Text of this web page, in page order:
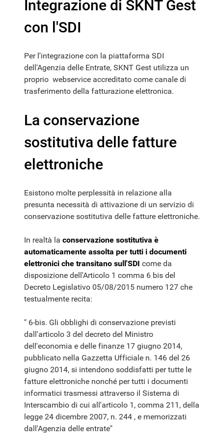
Integrazione di SKNT Gest
con l'SDI
Per l'integrazione con la piattaforma SDI
dell'Agenzia delle Entrate, SKNT Gest utilizza un
proprio webservice accreditato come canale di
trasferimento della fatturazione elettronica.
La conservazione
sostitutiva delle fatture
elettroniche
Esistono molte perplessità in relazione alla
presunta necessità di attivazione di un servizio di
conservazione sostitutiva delle fatture elettroniche.
In realtà la conservazione sostitutiva è
automaticamente assolta per tutti i documenti
elettronici che transitano sull'SDI come da
disposizione dell'Articolo 1 comma 6 bis del
Decreto Legislativo 05/08/2015 numero 127 che
testualmente recita:
" 6-bis. Gli obblighi di conservazione previsti
dall'articolo 3 del decreto del Ministro
dell'economia e delle finanze 17 giugno 2014,
pubblicato nella Gazzetta Ufficiale n. 146 del 26
giugno 2014, si intendono soddisfatti per tutte le
fatture elettroniche nonché per tutti i documenti
informatici trasmessi attraverso il Sistema di
Interscambio di cui all'articolo 1, comma 211, della
legge 24 dicembre 2007, n. 244 , e memorizzati
dall'Agenzia delle entrate"